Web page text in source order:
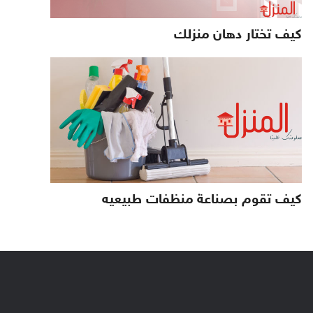
كيف تختار دهان منزلك
كيف تقوم بصناعة منظفات طبيعيه